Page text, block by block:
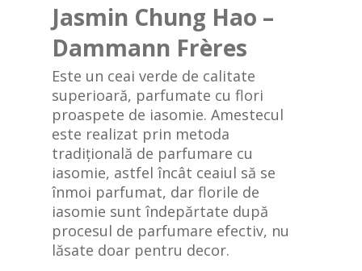
Jasmin Chung Hao –
Dammann Frères
Este un ceai verde de calitate
superioară, parfumate cu flori
proaspete de iasomie. Amestecul
este realizat prin metoda
tradițională de parfumare cu
iasomie, astfel încât ceaiul să se
înmoi parfumat, dar florile de
iasomie sunt îndepărtate după
procesul de parfumare efectiv, nu
lăsate doar pentru decor.